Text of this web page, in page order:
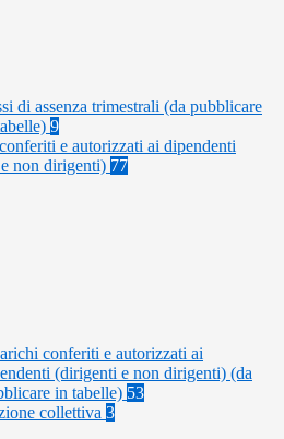
di assenza trimestrali (da pubblicare
9
e autorizzati ai dipendenti
non dirigenti) 77
conferiti e autorizzati ai
(dirigenti e non dirigenti) (da
in tabelle) 53
collettiva 3